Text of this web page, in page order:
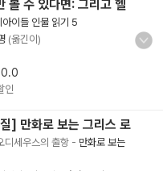
수 있다면: 그리고 헬
아이들 인물 읽기 5
(옮긴이)
인
] 만화로 보는 그리스 로
디세우스의 출항 - 만화로 보는